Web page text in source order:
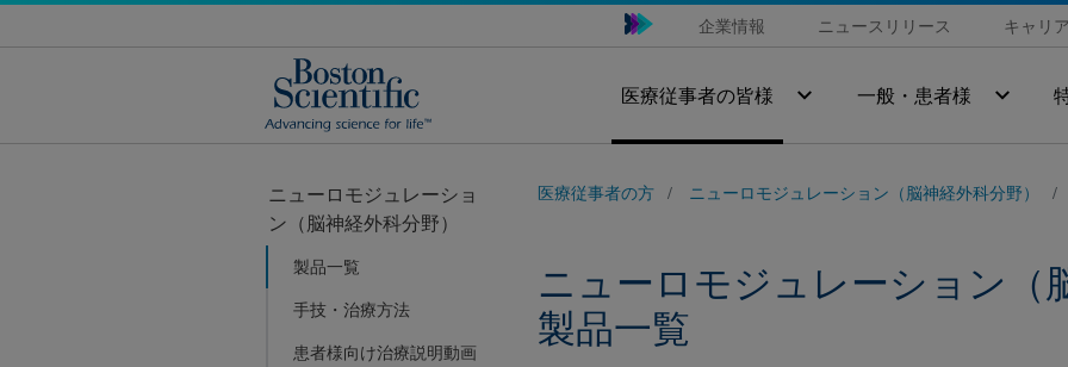
企業情報 ニュースリリース キャリ
医療従事者の皆様 一般・患者様
ニューロモジュレーショ
ン（脳神経外科分野）
製品一覧
手技・治療方法
患者様向け治療説明動画
医療従事者の方 ニューロモジュレーション（脳神経外科分野）
ニューロモジュレーション（
製品一覧